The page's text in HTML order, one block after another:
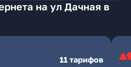
на ул Дачная в
11 тарифов